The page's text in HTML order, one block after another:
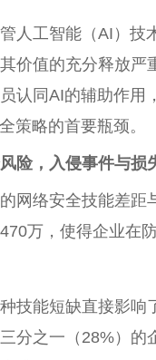
人工智能（AI）技
价值的充分释放
认同AI的辅助作用
策略的首要瓶颈。
险，入侵事件与损
网络安全技能差
万，使得企业在
技能短缺直接影响
分之一（28%）的